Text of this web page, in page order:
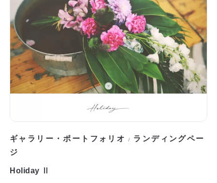
ギャラリー・ポートフォリオ / ランディングペー
ジ
Holiday Ⅱ